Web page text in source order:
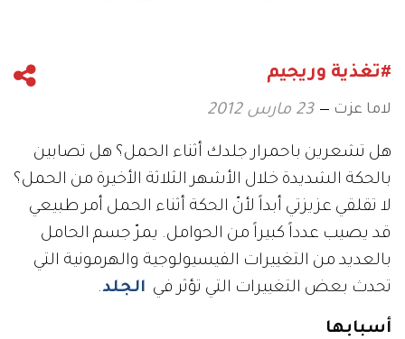
#تغذية وريجيم
لاما عزت 23 مارس 2012
هل تشعرين باحمرار جلدك أثناء الحمل؟ هل تصابين
بالحكة الشديدة خلال الأشهر الثلاثة الأخيرة من الحمل؟
لا تقلقي عزيزتي أبداً لأنّ الحكة أثناء الحمل أمر طبيعي
قد يصيب عدداً كبيراً من الحوامل. يمرّ جسم الحامل
بالعديد من التغييرات الفيسيولوجية والهرمونية التي
تحدث بعض التغييرات التي تؤثر في الجلد.
أسبابها